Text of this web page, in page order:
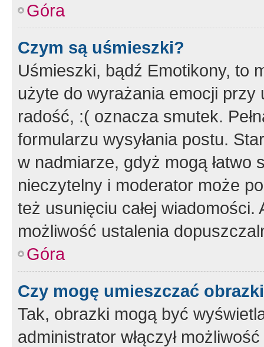
Góra
Czym są uśmieszki?
Uśmieszki, bądź Emotikony, to
użyte do wyrażania emocji
radość, :( oznacza smutek.
formularzu wysyłania postu.
w nadmiarze, gdyż mogą
nieczytelny i moderator może
też usunięciu całej
możliwość ustalenia
Góra
Czy mogę umieszczać
Tak, obrazki mogą być
administrator włączył